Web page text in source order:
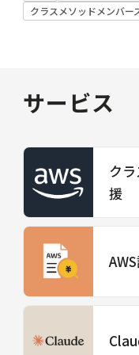
クラスメソッドメンバー
サービス
ク
援